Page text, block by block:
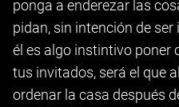
ponga a enderezar las
pidan, sin intención de
él es algo instintivo poner
tus invitados, será el que
ordenar la casa después